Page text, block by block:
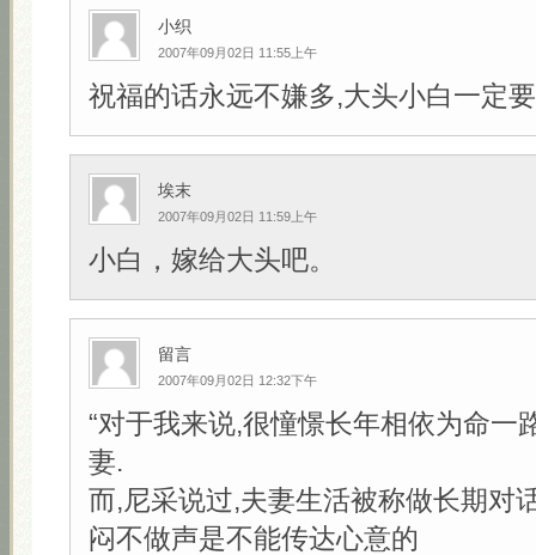
小织
2007年09月02日 11:55上午
祝福的话永远不嫌多,大头小白一定
埃末
2007年09月02日 11:59上午
小白，嫁给大头吧。
留言
2007年09月02日 12:32下午
“对于我来说,很憧憬长年相依为命一
妻.
而,尼采说过,夫妻生活被称做长期对
闷不做声是不能传达心意的